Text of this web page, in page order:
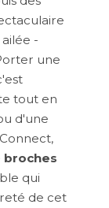
-
une
tout en
d'une
broches
qui
de cet